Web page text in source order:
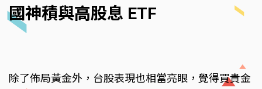
國神積與高股息 ETF
除了佈局黃金外，台股表現也相當亮眼，覺得買貴金